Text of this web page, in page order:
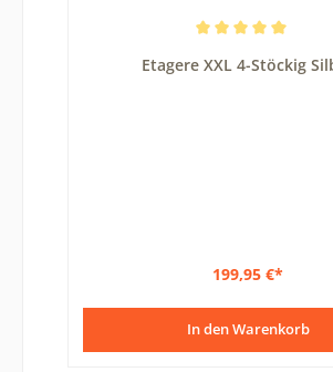
Etagere XXL 4-Stöckig
199,95 €*
In den Warenkorb